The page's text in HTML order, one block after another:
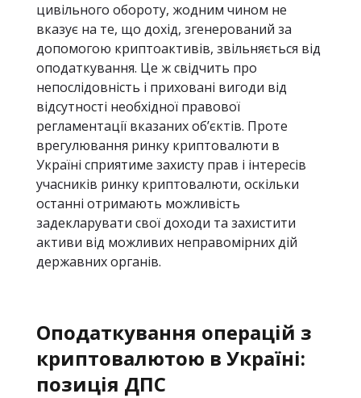
цивільного обороту, жодним чином не
вказує на те, що дохід, згенерований за
допомогою криптоактивів, звільняється від
оподаткування. Це ж свідчить про
непослідовність і приховані вигоди від
відсутності необхідної правової
регламентації вказаних об’єктів. Проте
врегулювання ринку криптовалюти в
Україні сприятиме захисту прав і інтересів
учасників ринку криптовалюти, оскільки
останні отримають можливість
задекларувати свої доходи та захистити
активи від можливих неправомірних дій
державних органів.
Оподаткування операцій з
криптовалютою в Україні:
позиція ДПС